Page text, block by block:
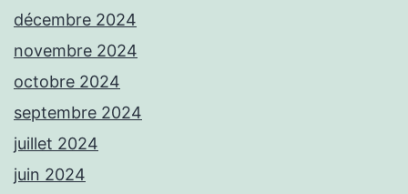
décembre 2024
novembre 2024
octobre 2024
septembre 2024
juillet 2024
juin 2024